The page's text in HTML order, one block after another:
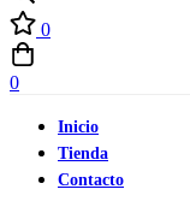
0
0
Inicio
Tienda
Contacto